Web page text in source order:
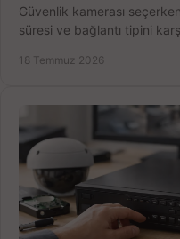
Güvenlik kamerası
süresi ve bağlantı tipini
18 Temmuz 2026